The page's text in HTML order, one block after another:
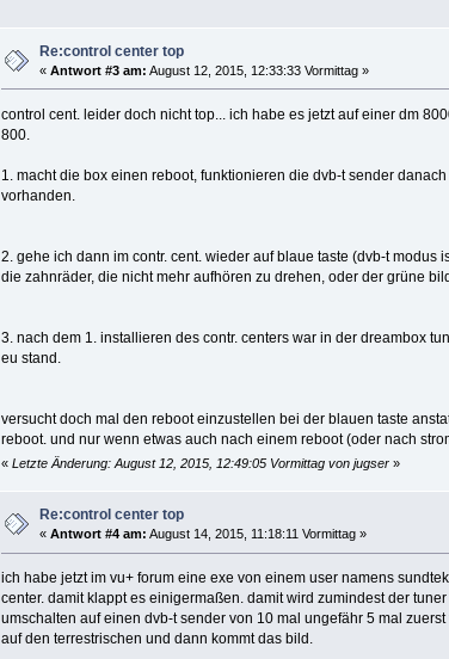
Re:control center top
«Antwort #3 am: August 12, 2015, 12:33:33 Vormittag »
control cent. leider doch nicht top... ich habe es jetzt auf einer dm
800.
1. macht die box einen reboot, funktionieren die dvb-t sender
vorhanden.
2. gehe ich dann im contr. cent. wieder auf blaue taste (dvb-t
die zahnräder, die nicht mehr aufhören zu drehen, oder der grüne
3. nach dem 1. installieren des contr. centers war in der dreambox
eu stand.
versucht doch mal den reboot einzustellen bei der blauen taste
reboot. und nur wenn etwas auch nach einem reboot (oder nach
« Letzte Änderung: August 12, 2015, 12:49:05 Vormittag von jugser»
Re:control center top
«Antwort #4 am: August 14, 2015, 11:18:11 Vormittag »
ich habe jetzt im vu+ forum eine exe von einem user namens
center. damit klappt es einigermaßen. damit wird zumindest der
umschalten auf einen dvb-t sender von 10 mal ungefähr 5 mal
auf den terrestrischen und dann kommt das bild.